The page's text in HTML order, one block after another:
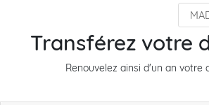
Transférez votre
Renouvelez ainsi d'un an votre